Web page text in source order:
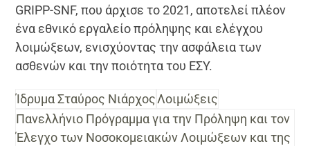
GRIPP-SNF, που άρχισε το 2021, αποτελεί πλέον
ένα εθνικό εργαλείο πρόληψης και ελέγχου
λοιμώξεων, ενισχύοντας την ασφάλεια των
ασθενών και την ποιότητα του ΕΣΥ.
Ίδρυμα Σταύρος ΝιάρχοςΛοιμώξεις
Πανελλήνιο Πρόγραμμα για την Πρόληψη και τον
Έλεγχο των Νοσοκομειακών Λοιμώξεων και της